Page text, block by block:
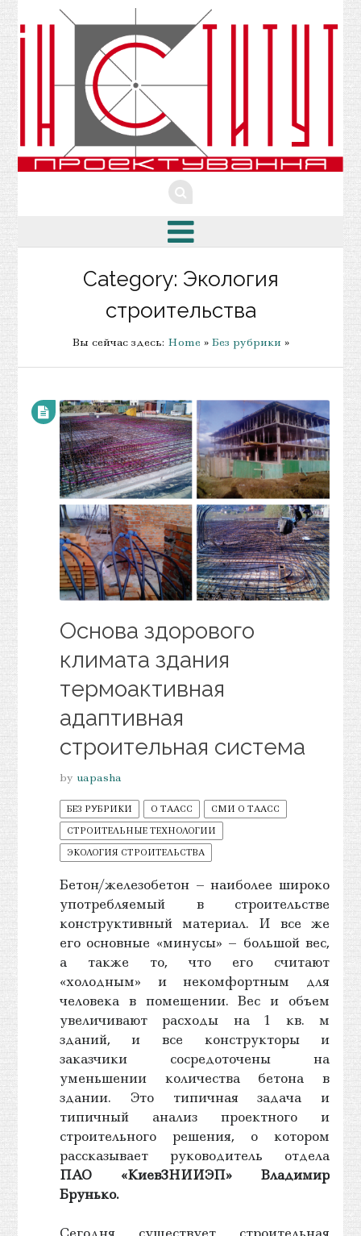
Category: Экология
строительства
Вы сейчас здесь: Home » Без рубрики »
Основа здорового
климата здания
термоактивная
адаптивная
строительная система
by uapasha
БЕЗ РУБРИКИ О ТААСС
СМИ О ТААСС
СТРОИТЕЛЬНЫЕ ТЕХНОЛОГИИ
ЭКОЛОГИЯ СТРОИТЕЛЬСТВА
Бетон/железобетон – наиболее широко
употребляемый в строительстве
конструктивный материал. И все же
его основные «минусы» – большой вес,
а также то, что его считают
«холодным» и некомфортным для
человека в помещении. Вес и объем
увеличивают расходы на 1 кв. м
зданий, и все конструкторы и
заказчики сосредоточены на
уменьшении количества бетона в
здании. Это типичная задача и
типичный анализ проектного и
строительного решения, о котором
рассказывает руководитель отдела
ПАО «КиевЗНИИЭП» Владимир
Брунько.